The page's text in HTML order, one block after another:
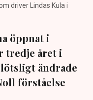
driver Lindas Kula i
öppnat i
tredje året i
ändrade
förståelse